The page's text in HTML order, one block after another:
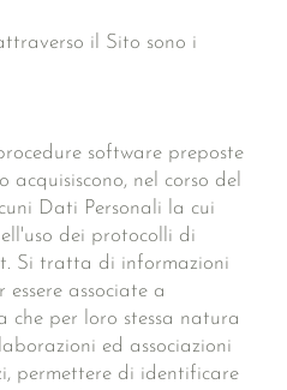
il Sito sono i
software preposte
nel corso del
Dati Personali la cui
dei protocolli di
Si tratta di informazioni
associate a
che per loro stessa natura
ed associazioni
permettere di identificare